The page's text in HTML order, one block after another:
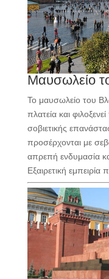
Μαυσωλείο
Το μαυσωλείο του
πλατεία και
σοβιετικής
προσέρχονται με
απρεπή ενδυμασία
Εξαιρετική εμπειρία